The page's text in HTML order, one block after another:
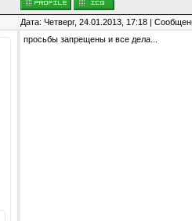
Дата: Четверг, 24.01.2013, 17:18 |
просьбы запрещены и все дела...